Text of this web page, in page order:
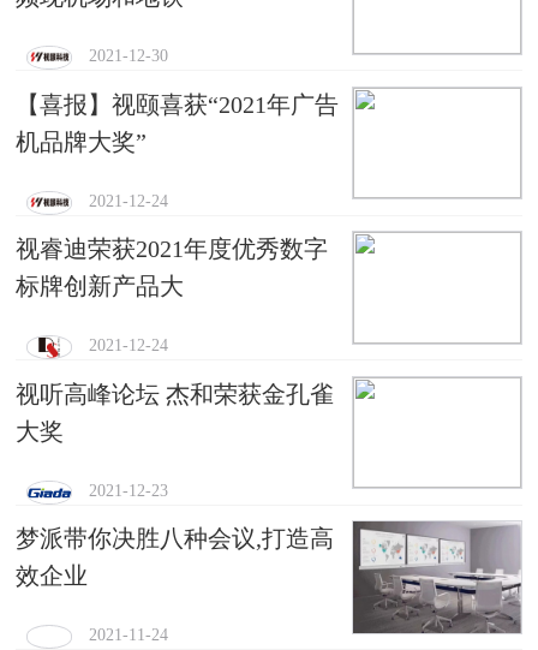
2021-12-30
【喜报】视颐喜获“2021年广告
机品牌大奖”
2021-12-24
视睿迪荣获2021年度优秀数字
标牌创新产品大
2021-12-24
视听高峰论坛 杰和荣获金孔雀
大奖
2021-12-23
梦派带你决胜八种会议,打造高
效企业
2021-11-24